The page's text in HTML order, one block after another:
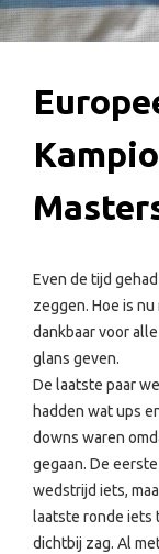
Even de tijd
zeggen. Hoe is
dankbaar voor
glans geven.
De laatste paar
hadden wat ups
downs waren
gegaan. De
wedstrijd iets,
laatste ronde iets
dichtbij zag. Al